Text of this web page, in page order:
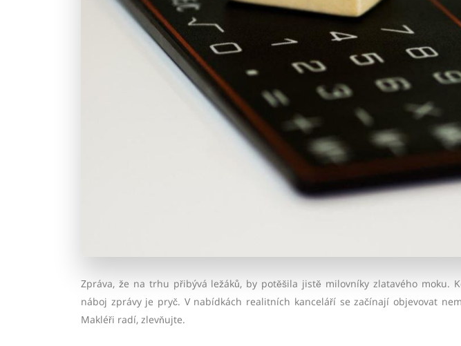
Zpráva, že na trhu přibývá ležáků, by potěšila jistě milovníky zlatavého moku.
náboj zprávy je pryč. V nabídkách realitních kanceláří se začínají objevovat
Makléři radí, zlevňujte.